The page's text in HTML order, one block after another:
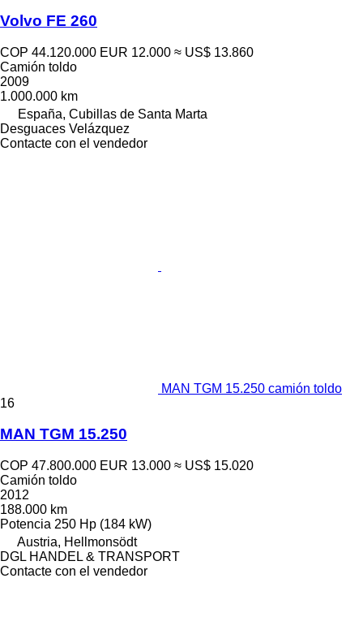
Volvo FE 260
COP 44.120.000 EUR 12.000 ≈ US$ 13.860
Camión toldo
2009
1.000.000 km
España, Cubillas de Santa Marta
Desguaces Velázquez
Contacte con el vendedor
MAN TGM 15.250 camión toldo
16
MAN TGM 15.250
COP 47.800.000 EUR 13.000 ≈ US$ 15.020
Camión toldo
2012
188.000 km
Potencia 250 Hp (184 kW)
Austria, Hellmonsödt
DGL HANDEL & TRANSPORT
Contacte con el vendedor